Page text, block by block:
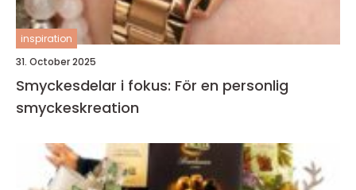
inspiration
31. October 2025
Smyckesdelar i fokus: För en personlig
smyckeskreation